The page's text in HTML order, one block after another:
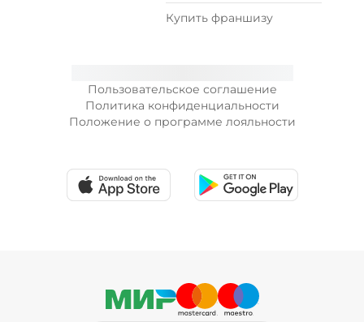
Пользовательское соглашение
Политика конфиденциальности
Положение о программе лояльности
Купить франшизу